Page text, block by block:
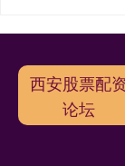
西安股票配
论坛